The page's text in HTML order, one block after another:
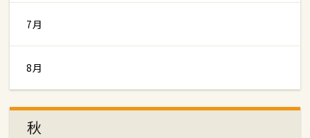
7月
8月
秋